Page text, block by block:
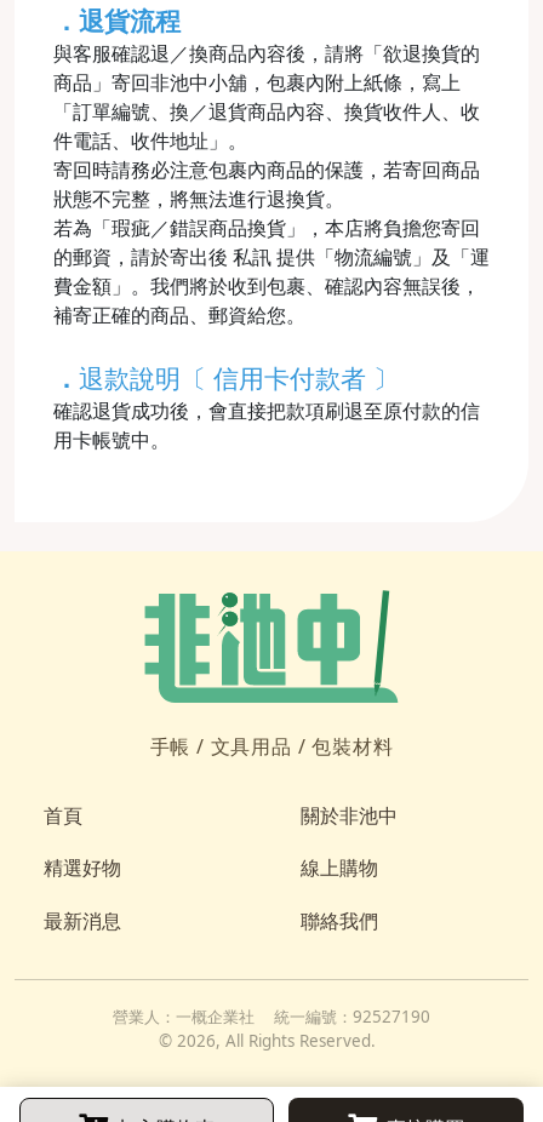
．退貨流程
與客服確認退／換商品內容後，請將「欲退換貨的
商品」寄回非池中小舖，包裹內附上紙條，寫上
「訂單編號、換／退貨商品內容、換貨收件人、收
件電話、收件地址」。
寄回時請務必注意包裹內商品的保護，若寄回商品
狀態不完整，將無法進行退換貨。
若為「瑕疵／錯誤商品換貨」，本店將負擔您寄回
的郵資，請於寄出後 私訊 提供「物流編號」及「運
費金額」。我們將於收到包裹、確認內容無誤後，
補寄正確的商品、郵資給您。
． 退款說明〔 信用卡付款者 〕
確認退貨成功後，會直接把款項刷退至原付款的信
用卡帳號中。
手帳 / 文具用品 /包裝材料
首頁
關於非池中
精選好物
線上購物
最新消息
聯絡我們
營業人： 一概企業社 統一編號： 92527190
© 2026, All Rights Reserved.